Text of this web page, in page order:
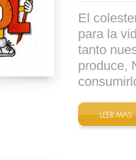
El
para la
tanto
produce,